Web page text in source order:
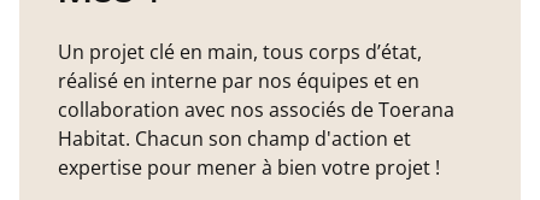
Un projet clé en main, tous corps d’état,
réalisé en interne par nos équipes et en
collaboration avec nos associés de Toerana
Habitat. Chacun son champ d'action et
expertise pour mener à bien votre projet !